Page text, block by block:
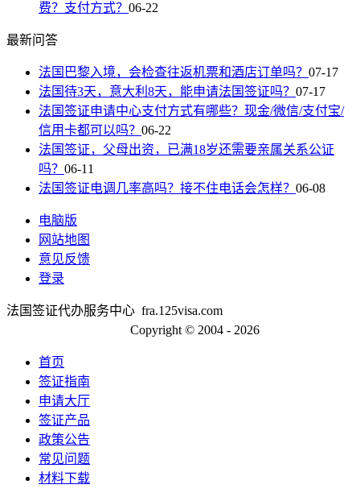
费？支付方式？ 06-22
最新问答
法国巴黎入境，会检查往返机票和酒店订单吗？ 07-17
法国待3天，意大利8天，能申请法国签证吗？ 07-17
法国签证申请中心支付方式有哪些？现金/微信/支付宝/
信用卡都可以吗？ 06-22
法国签证，父母出资，已满18岁还需要亲属关系公证
吗？ 06-11
法国签证电调几率高吗？接不住电话会怎样？ 06-08
电脑版
网站地图
意见反馈
登录
法国签证代办服务中心 fra.125visa.com
Copyright © 2004 - 2026
首页
签证指南
申请大厅
签证产品
政策公告
常见问题
材料下载